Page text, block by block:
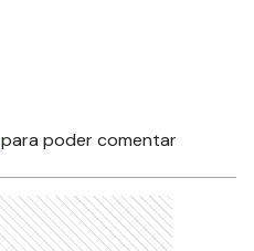
para poder comentar